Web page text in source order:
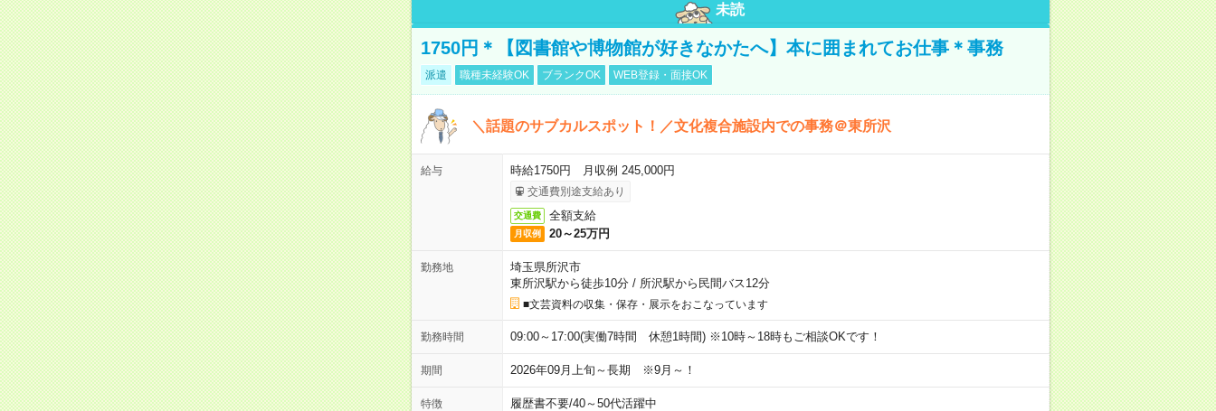
未読
1750円＊【図書館や博物館が好きなかたへ】本に囲まれてお仕事＊事務
派遣 職種未経験OK ブランクOK WEB登録・面接OK
＼話題のサブカルスポット！／文化複合施設内での事務＠東所沢
給与 時給1750円 月収例 245,000円
交通費別途支給あり
交通費 全額支給
月収例 20～25万円
勤務地
埼玉県所沢市
東所沢駅から徒歩10分/ 所沢駅から民間バス12分
■文芸資料の収集・保存・展示をおこなっています
勤務時間 09:00～17:00(実働7時間 休憩1時間) ※10時～18時もご相談OKです！
期間 2026年09月上旬～長期 ※9月～！
特徴 履歴書不要/40～50代活躍中